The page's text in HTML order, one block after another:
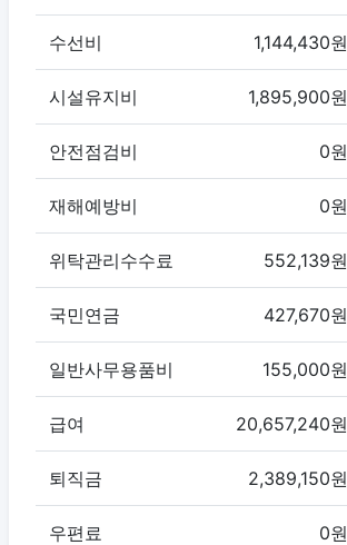
수선비 1,144,430원
시설유지비 1,895,900원
안전점검비 0원
재해예방비 0원
위탁관리수수료 552,139원
국민연금 427,670원
일반사무용품비 155,000원
급여 20,657,240원
퇴직금 2,389,150원
우편료 0원